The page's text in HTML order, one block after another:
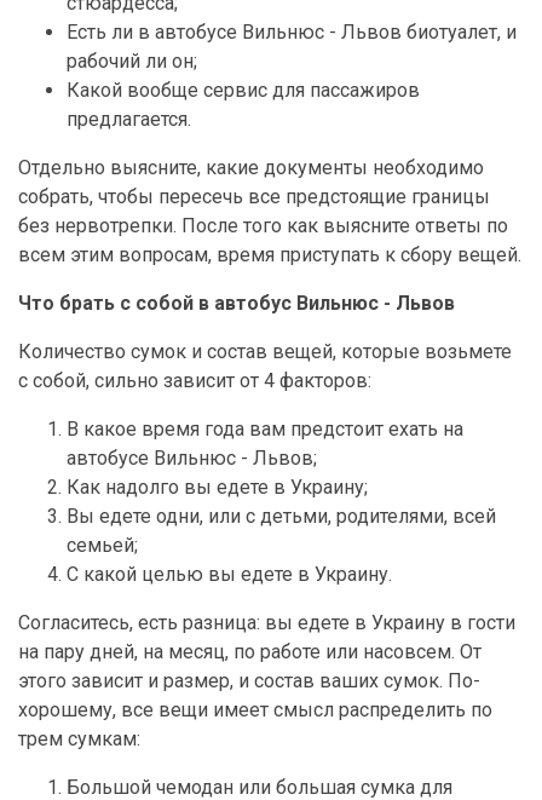
Есть ли в автобусе Вильнюс - Львов биотуалет, и
рабочий ли он;
Какой вообще сервис для пассажиров
предлагается.
Отдельно выясните, какие документы необходимо
собрать, чтобы пересечь все предстоящие границы
без нервотрепки. После того как выясните ответы по
всем этим вопросам, время приступать к сбору вещей.
Что брать с собой в автобус Вильнюс - Львов
Количество сумок и состав вещей, которые возьмете
с собой, сильно зависит от 4 факторов:
В какое время года вам предстоит ехать на
автобусе Вильнюс - Львов;
Как надолго вы едете в Украину;
Вы едете одни, или с детьми, родителями, всей
семьей;
С какой целью вы едете в Украину.
Согласитесь, есть разница: вы едете в Украину в гости
на пару дней, на месяц, по работе или насовсем. От
этого зависит и размер, и состав ваших сумок. По-
хорошему, все вещи имеет смысл распределить по
трем сумкам:
Большой чемодан или большая сумка для